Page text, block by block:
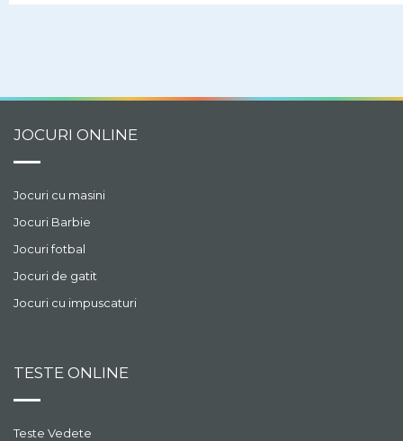
JOCURI ONLINE
Jocuri cu masini
Jocuri Barbie
Jocuri fotbal
Jocuri de gatit
Jocuri cu impuscaturi
TESTE ONLINE
Teste Vedete